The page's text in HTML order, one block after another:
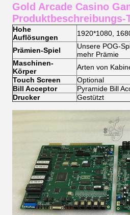
Gold Arcade Casino
Produktbeschreibungs-
Hohe
Auflösungen
1920*1080,
Prämien-Spiel
Unsere POG-
mehr Prämie
Maschinen-
Körper
Arten von
Touch Screen
Optional
Bill Acceptor
Pyramide Bill
Drucker
Gestützt